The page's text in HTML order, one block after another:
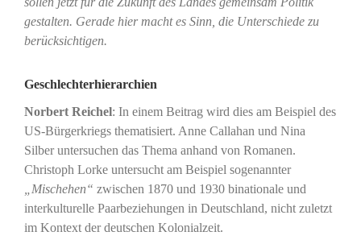
gestalten. Gerade hier macht es Sinn, die Unterschiede zu
berücksichtigen.
Geschlechterhierarchien
Norbert Reichel: In einem Beitrag wird dies am Beispiel des
US-Bürgerkriegs thematisiert. Anne Callahan und Nina
Silber untersuchen das Thema anhand von Romanen.
Christoph Lorke untersucht am Beispiel sogenannter
„Mischehen“ zwischen 1870 und 1930 binationale und
interkulturelle Paarbeziehungen in Deutschland, nicht zuletzt
im Kontext der deutschen Kolonialzeit.